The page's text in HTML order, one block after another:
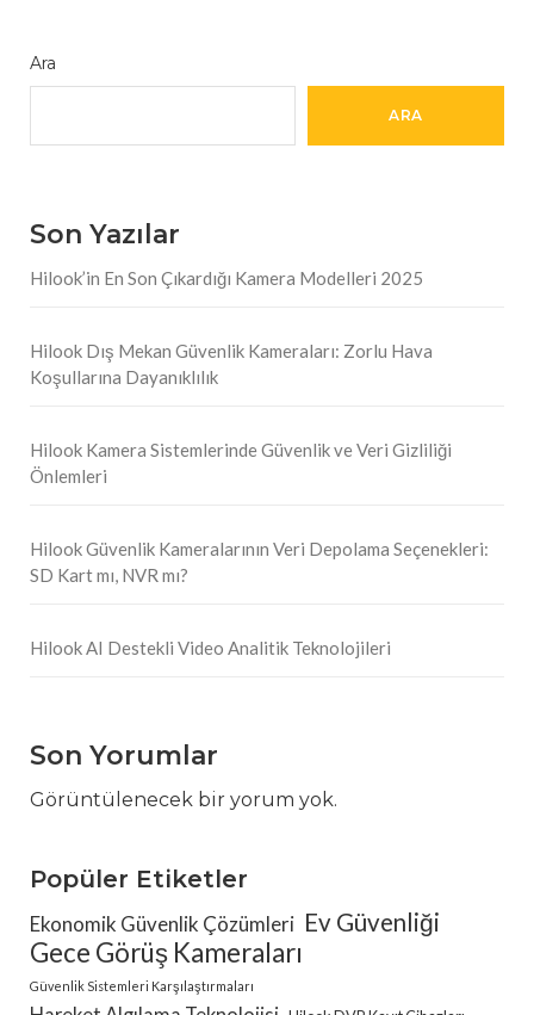
Ara
ARA
Son Yazılar
Hilook’in En Son Çıkardığı Kamera Modelleri 2025
Hilook Dış Mekan Güvenlik Kameraları: Zorlu Hava
Koşullarına Dayanıklılık
Hilook Kamera Sistemlerinde Güvenlik ve Veri Gizliliği
Önlemleri
Hilook Güvenlik Kameralarının Veri Depolama Seçenekleri:
SD Kart mı, NVR mı?
Hilook AI Destekli Video Analitik Teknolojileri
Son Yorumlar
Görüntülenecek bir yorum yok.
Popüler Etiketler
Ekonomik Güvenlik Çözümleri Ev Güvenliği
Gece Görüş Kameraları
Güvenlik Sistemleri Karşılaştırmaları